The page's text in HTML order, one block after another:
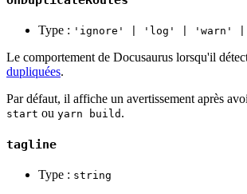
Type : 'ignore' | 'log' | 'warn' |
Le comportement de Docusaurus lorsqu'il
dupliquées.
Par défaut, il affiche un avertissement après
start ou yarn build .
tagline
Type : string